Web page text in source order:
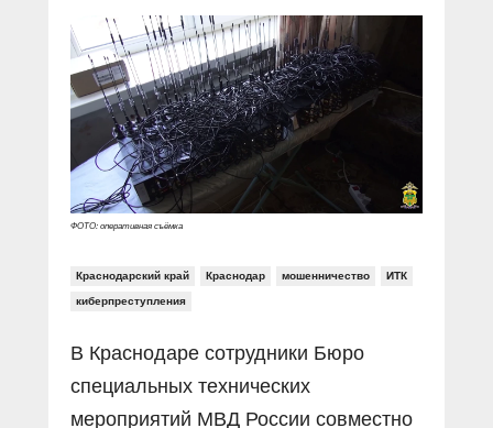
Документальные фильмы
В знании сила
Специальный репортаж
КиберПОСТОВОЙ
Газета «Щит и меч»
Журнал «Полиция России»
О ПОРТАЛЕ
Контакты
Вакансии
ФОТО: оперативная съёмка
Краснодарский край Краснодар мошенничество ИТК
киберпреступления
В Краснодаре сотрудники Бюро
специальных технических
мероприятий МВД России совместно